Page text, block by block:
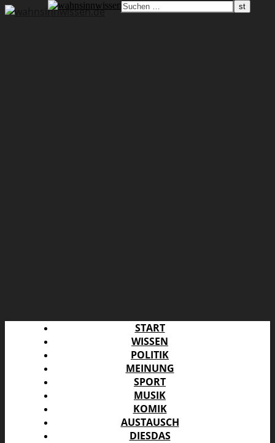
START
WISSEN
POLITIK
MEINUNG
SPORT
MUSIK
KOMIK
AUSTAUSCH
DIESDAS